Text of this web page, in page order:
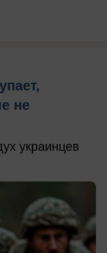
не
украинцев